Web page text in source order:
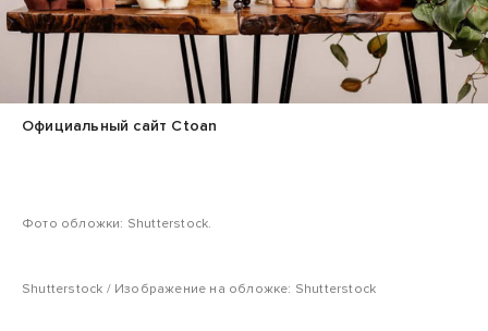
Официальный сайт Ctoan
Фото обложки: Shutterstock.
Shutterstock / Изображение на обложке: Shutterstock